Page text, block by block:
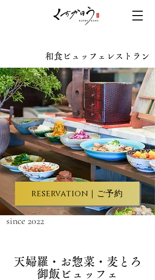
和食ビュッフェレストラン
reservation｜ご予約
since 2022
天婦羅・お惣菜・麦とろ
御飯ビュッフェ